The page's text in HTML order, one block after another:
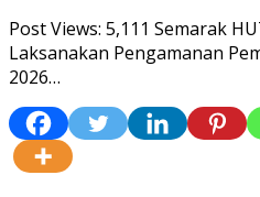
Post Views: 5,111 Semarak
Laksanakan Pengamanan
2026…